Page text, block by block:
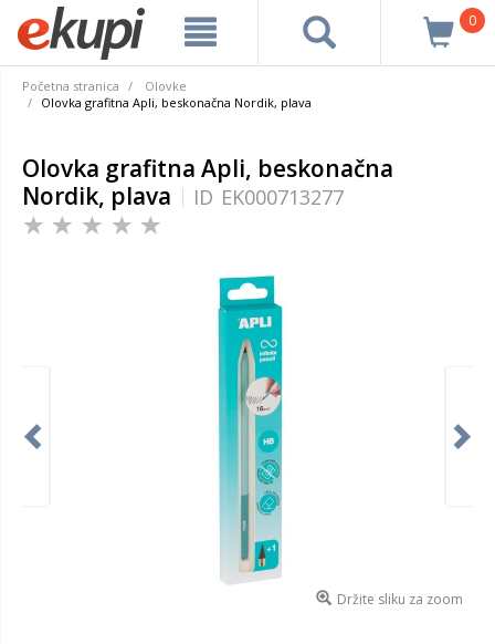
0
Početna stranica
Olovke
Olovka grafitna Apli, beskonačna Nordik, plava
Olovka grafitna Apli, beskonačna
Nordik, plava
ID EK000713277
Držite sliku za zoom